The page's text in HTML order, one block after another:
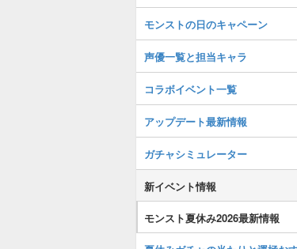
モンストの日のキャペーン
声優一覧と担当キャラ
コラボイベント一覧
アップデート最新情報
ガチャシミュレーター
新イベント情報
モンスト夏休み2026最新情報